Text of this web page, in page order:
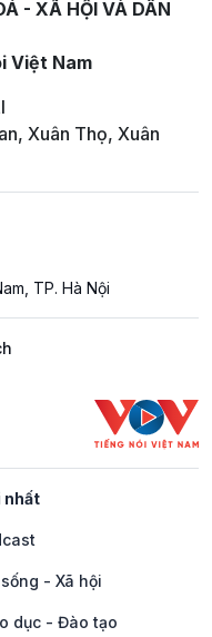
- XÃ HỘI VÀ DÂN
Việt Nam
Xuân Thọ, Xuân
TP. Hà Nội
nhất
- Xã hội
dục - Đào tạo